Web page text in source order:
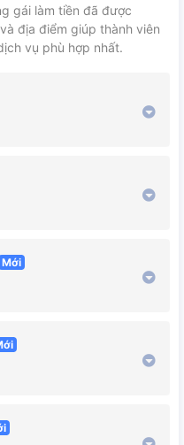
gái làm tiền đã được
địa điểm giúp thành viên
vụ phù hợp nhất.
Mới